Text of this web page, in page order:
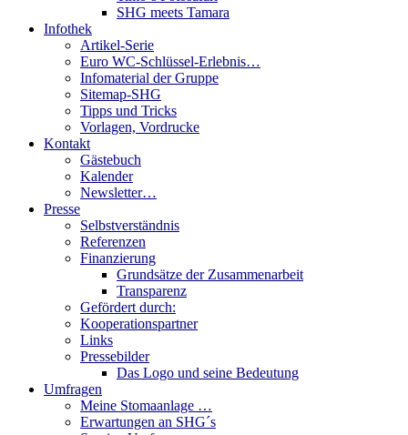
SHG meets Tamara
Infothek
Artikel-Serie
Euro WC-Schlüssel-Erlebnis…
Infomaterial der Gruppe
Sitemap-SHG
Tipps und Tricks
Vorlagen, Vordrucke
Kontakt
Gästebuch
Kalender
Newsletter…
Presse
Selbstverständnis
Referenzen
Finanzierung
Grundsätze der Zusammenarbeit
Transparenz
Gefördert durch:
Kooperationspartner
Links
Pressebilder
Das Logo und seine Bedeutung
Umfragen
Meine Stomaanlage …
Erwartungen an SHG´s